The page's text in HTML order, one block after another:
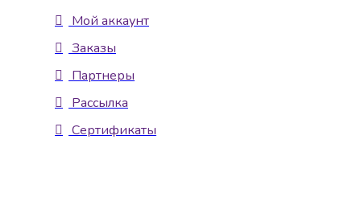
Мой аккаунт
Заказы
Партнеры
Рассылка
Сертификаты